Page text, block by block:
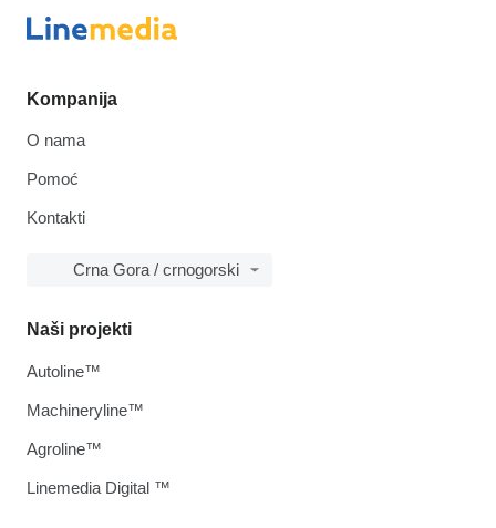
Kompanija
O nama
Pomoć
Kontakti
Crna Gora / crnogorski
Naši projekti
Autoline™
Machineryline™
Agroline™
Linemedia Digital ™